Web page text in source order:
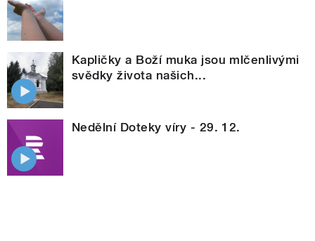
Kapličky a Boží muka jsou mlčenlivými
svědky života našich...
Nedělní Doteky víry - 29. 12.